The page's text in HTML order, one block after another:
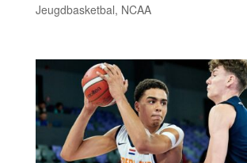
Jeugdbasketbal, NCAA